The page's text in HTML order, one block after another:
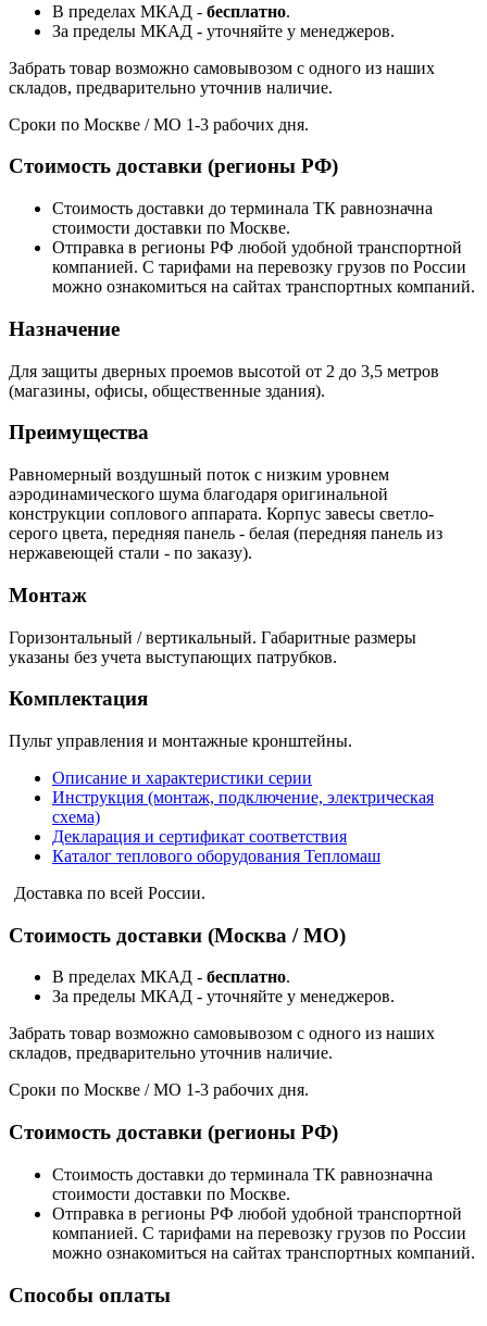
В пределах МКАД - бесплатно.
За пределы МКАД - уточняйте у менеджеров.
Забрать товар возможно самовывозом с одного из наших
складов, предварительно уточнив наличие.
Сроки по Москве / МО 1-3 рабочих дня.
Стоимость доставки (регионы РФ)
Стоимость доставки до терминала ТК равнозначна
стоимости доставки по Москве.
Отправка в регионы РФ любой удобной транспортной
компанией. С тарифами на перевозку грузов по России
можно ознакомиться на сайтах транспортных компаний.
Назначение
Для защиты дверных проемов высотой от 2 до 3,5 метров
(магазины, офисы, общественные здания).
Преимущества
Равномерный воздушный поток с низким уровнем
аэродинамического шума благодаря оригинальной
конструкции соплового аппарата. Корпус завесы светло-
серого цвета, передняя панель - белая (передняя панель из
нержавеющей стали - по заказу).
Монтаж
Горизонтальный / вертикальный. Габаритные размеры
указаны без учета выступающих патрубков.
Комплектация
Пульт управления и монтажные кронштейны.
Описание и характеристики серии
Инструкция (монтаж, подключение, электрическая
схема)
Декларация и сертификат соответствия
Каталог теплового оборудования Тепломаш
Доставка по всей России.
Стоимость доставки (Москва / МО)
В пределах МКАД - бесплатно.
За пределы МКАД - уточняйте у менеджеров.
Забрать товар возможно самовывозом с одного из наших
складов, предварительно уточнив наличие.
Сроки по Москве / МО 1-3 рабочих дня.
Стоимость доставки (регионы РФ)
Стоимость доставки до терминала ТК равнозначна
стоимости доставки по Москве.
Отправка в регионы РФ любой удобной транспортной
компанией. С тарифами на перевозку грузов по России
можно ознакомиться на сайтах транспортных компаний.
Способы оплаты